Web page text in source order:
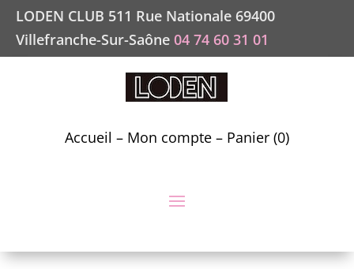
LODEN CLUB 511 Rue Nationale 69400
Villefranche-Sur-Saône 04 74 60 31 01
Accueil – Mon compte– Panier (0)